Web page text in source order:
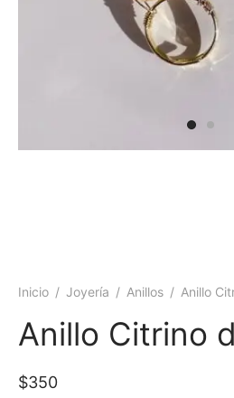
Inicio / Joyería / Anillos / Anillo
Anillo Citrino
$350